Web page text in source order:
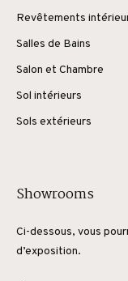
Revêtements
Salles de Bains
Salon et Chambre
Sol intérieurs
Sols extérieurs
Showrooms
Ci-dessous, vous
d’exposition.